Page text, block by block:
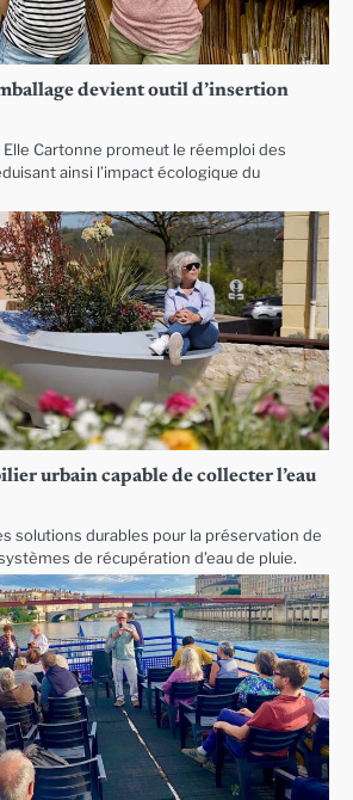
devient outil d’insertion
Cartonne promeut le réemploi des
ainsi l’impact écologique du
urbain capable de collecter l’eau
solutions durables pour la préservation de
de récupération d’eau de pluie.